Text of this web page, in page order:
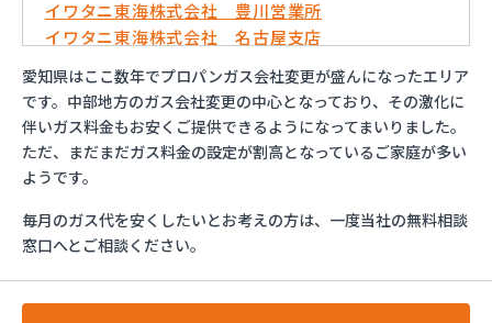
イワタニ東海株式会社 豊川営業所
イワタニ東海株式会社 名古屋支店
イワタニ東海株式会社 名古屋南営業所
およべプロパン
ガスショップイチカワ
ガステックサービス株式会社 安城営業所
ガステックサービス株式会社 西三河支店
ガステックサービス株式会社 蒲郡営業所
ガステックサービス株式会社 吉良営業所
ガステックサービス株式会社 新城営業所
ガステックサービス株式会社 西尾営業所
愛知県はここ数年でプロパンガス会社変更が盛んになったエリア
です。中部地方のガス会社変更の中心となっており、その激化に
伴いガス料金もお安くご提供できるようになってまいりました。
ただ、まだまだガス料金の設定が割高となっているご家庭が多い
ようです。
毎月のガス代を安くしたいとお考えの方は、一度当社の無料相談
窓口へとご相談ください。